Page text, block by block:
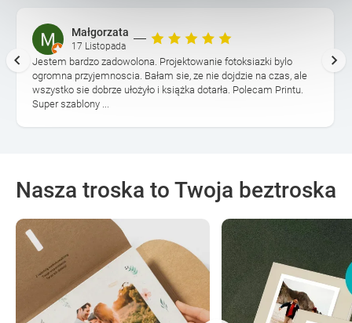
Małgorzata
17 Listopada
Jestem bardzo zadowolona. Projektowanie fotoksiazki bylo
ogromna przyjemnoscia. Bałam sie, ze nie dojdzie na czas, ale
wszystko sie dobrze ułożyło i książka dotarła. Polecam Printu.
Super szablony ...
Nasza troska to Twoja beztroska